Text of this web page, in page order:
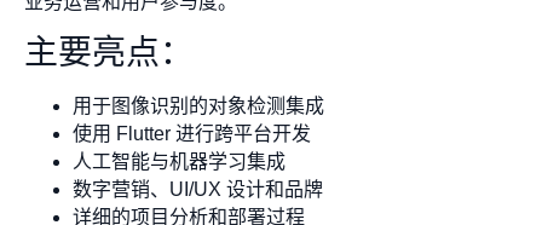
主要亮点：
用于图像识别的对象检测集成
使用 Flutter 进行跨平台开发
人工智能与机器学习集成
数字营销、UI/UX 设计和品牌
详细的项目分析和部署过程